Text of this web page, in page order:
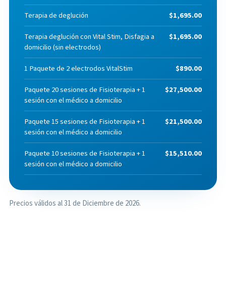
Terapia de deglución
$1,695.00
Terapia deglución con Vital Stim, Disfagia a
domicilio (sin electrodos)
$1,695.00
1 Paquete de 2 electrodos VitalStim
$890.00
Paquete 20 sesiones de Fisioterapia + 1
sesión con el médico a domicilio
$27,500.00
Paquete 15 sesiones de Fisioterapia + 1
sesión con el médico a domicilio
$21,500.00
Paquete 10 sesiones de Fisioterapia + 1
sesión con el médico a domicilio
$15,510.00
Precios válidos al 31 de Diciembre de 2026.